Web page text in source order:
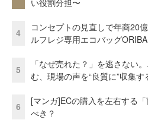
4
コンセプトの見直しで年商20
ルフレジ専用エコバッグ
5
「なぜ売れた？」を逃さない
む、現場の声を“良質に”収集す
6
[マンガ]ECの購入を左右する
べき？